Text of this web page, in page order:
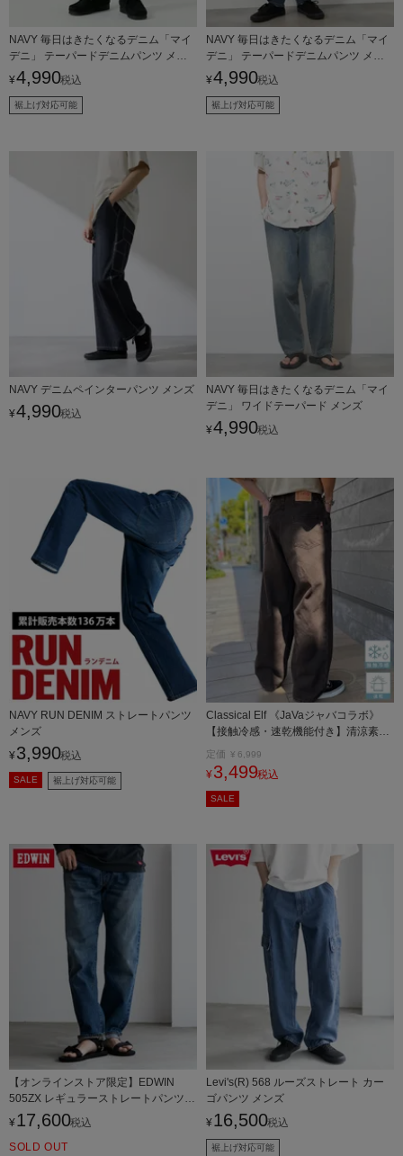
NAVY 毎日はきたくなるデニム「マイ
デニ」 テーパードデニムパンツ メン
¥ 4,990税込
裾上げ対応可能
NAVY 毎日はきたくなるデニム「マイ
デニ」 テーパードデニムパンツ メン
¥ 4,990税込
裾上げ対応可能
NAVY デニムペインターパンツ メンズ
¥ 4,990税込
NAVY 毎日はきたくなるデニム「マイ
デニ」 ワイドテーパード メンズ
¥ 4,990税込
NAVY RUN DENIM ストレートパンツ
メンズ
¥ 3,990税込
SALE 裾上げ対応可能
Classical Elf 《JaVaジャバコラボ》
【接触冷感・速乾機能付き】清涼素材
で夏でもデニムをヘビロテ！ブラスト
加工 バックデザイン リラックスフィ
ット ジーンズ
定価 ¥ 6,999
¥ 3,499税込
SALE
【オンラインストア限定】EDWIN
505ZX レギュラーストレートパンツ
メンズ
¥ 17,600税込
SOLD OUT
Levi's(R) 568 ルーズストレート カー
ゴパンツ メンズ
¥ 16,500税込
裾上げ対応可能